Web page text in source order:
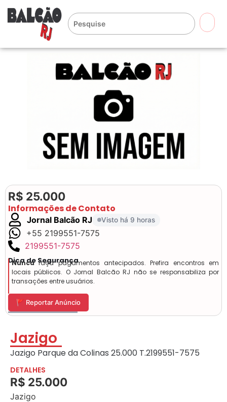
R$ 25.000
Informações de Contato
Jornal Balcão RJ Visto há 9 horas
+55 2199551-7575
2199551-7575
Dica de Segurança
Nuncafaça pagamentos antecipados. Prefira encontros em
locais públicos. O Jornal Balcão RJ não se responsabiliza por
transações entre usuários.
🚩 Reportar Anúncio
Jazigo
Jazigo Parque da Colinas 25.000 T.2199551-7575
DETALHES
R$ 25.000
Jazigo